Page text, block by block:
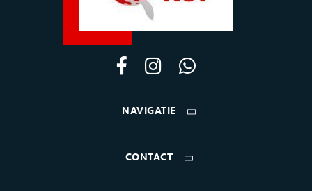
NAVIGATIE
CONTACT